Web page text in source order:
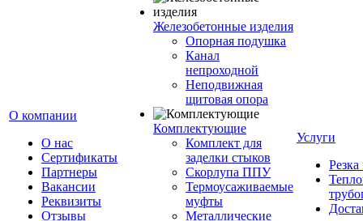
О компании
О нас
Сертификаты
Партнеры
Вакансии
Реквизиты
Отзывы
Железобетонные изделия
Опорная подушка
Канал
непроходной
Неподвижная
щитовая опора
Комплектующие
Комплект для
заделки стыков
Скорлупа ППУ
Термоусаживаемые
муфты
Металлические
Услуги
Резка